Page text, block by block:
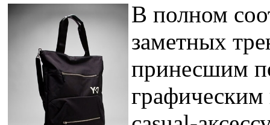
В полном
заметных
принесшим